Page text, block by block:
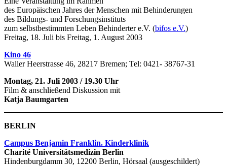
des Europäischen Jahres der Menschen mit Behinderungen
des Bildungs- und Forschungsinstituts
zum selbstbestimmten Leben Behinderter e.V. (bifos e.V.)
Freitag, 18. Juli bis Freitag, 1. August 2003
Kino 46
Waller Heerstrasse 46, 28217 Bremen; Tel: 0421- 38767-31
Montag, 21. Juli 2003 / 19.30 Uhr
Film & anschließend Diskussion mit
Katja Baumgarten
BERLIN
Campus Benjamin Franklin. Kinderklinik
Charité Universitätsmedizin Berlin
Hindenburgdamm 30, 12200 Berlin, Hörsaal (ausgeschildert)